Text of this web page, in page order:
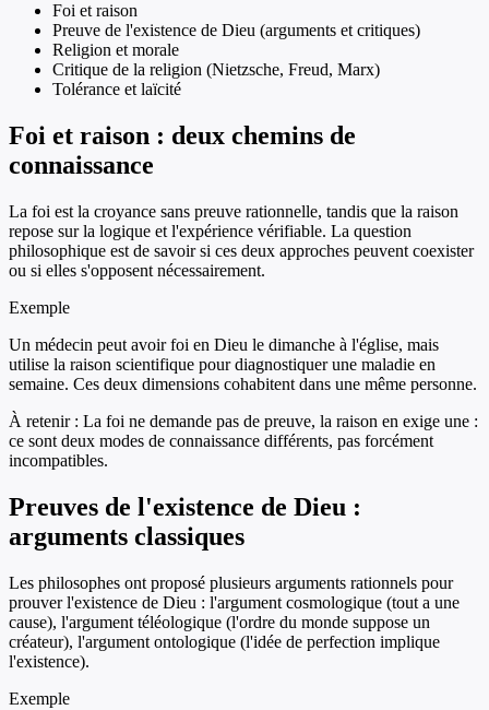
Foi et raison
Preuve de l'existence de Dieu (arguments et critiques)
Religion et morale
Critique de la religion (Nietzsche, Freud, Marx)
Tolérance et laïcité
Foi et raison : deux chemins de
connaissance
La foi est la croyance sans preuve rationnelle, tandis que la raison
repose sur la logique et l'expérience vérifiable. La question
philosophique est de savoir si ces deux approches peuvent coexister
ou si elles s'opposent nécessairement.
Exemple
Un médecin peut avoir foi en Dieu le dimanche à l'église, mais
utilise la raison scientifique pour diagnostiquer une maladie en
semaine. Ces deux dimensions cohabitent dans une même personne.
À retenir : La foi ne demande pas de preuve, la raison en exige une :
ce sont deux modes de connaissance différents, pas forcément
incompatibles.
Preuves de l'existence de Dieu :
arguments classiques
Les philosophes ont proposé plusieurs arguments rationnels pour
prouver l'existence de Dieu : l'argument cosmologique (tout a une
cause), l'argument téléologique (l'ordre du monde suppose un
créateur), l'argument ontologique (l'idée de perfection implique
l'existence).
Exemple